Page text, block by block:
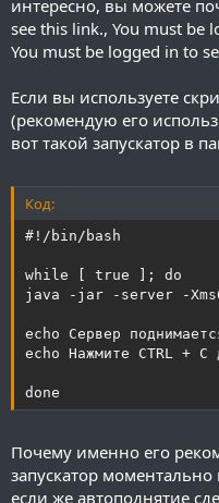
интересно, вы можете
see this link., You must be
You must be logged in to
Если вы используете
(рекомендую его
вот такой запускатор в
Код:
#!/bin/bash
while [ true ]; do
java -jar -server -
echo Сервер
echo Нажмите CTRL + C
done
Почему именно его
запускатор
если же автоподнятие